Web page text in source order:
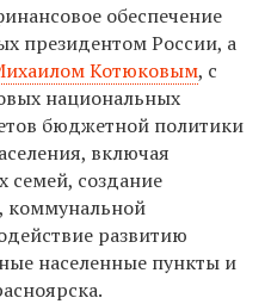
обеспечение
президентом России, а
Котюковым, с
национальных
бюджетной политики
включая
семей, создание
коммунальной
развитию
населенные пункты и